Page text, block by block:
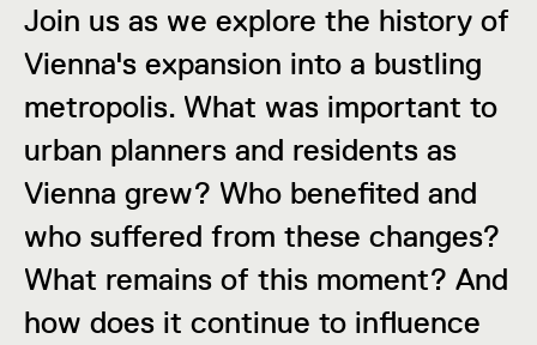
Join us as we explore the history of
Vienna's expansion into a bustling
metropolis. What was important to
urban planners and residents as
Vienna grew? Who benefited and
who suffered from these changes?
What remains of this moment? And
how does it continue to influence